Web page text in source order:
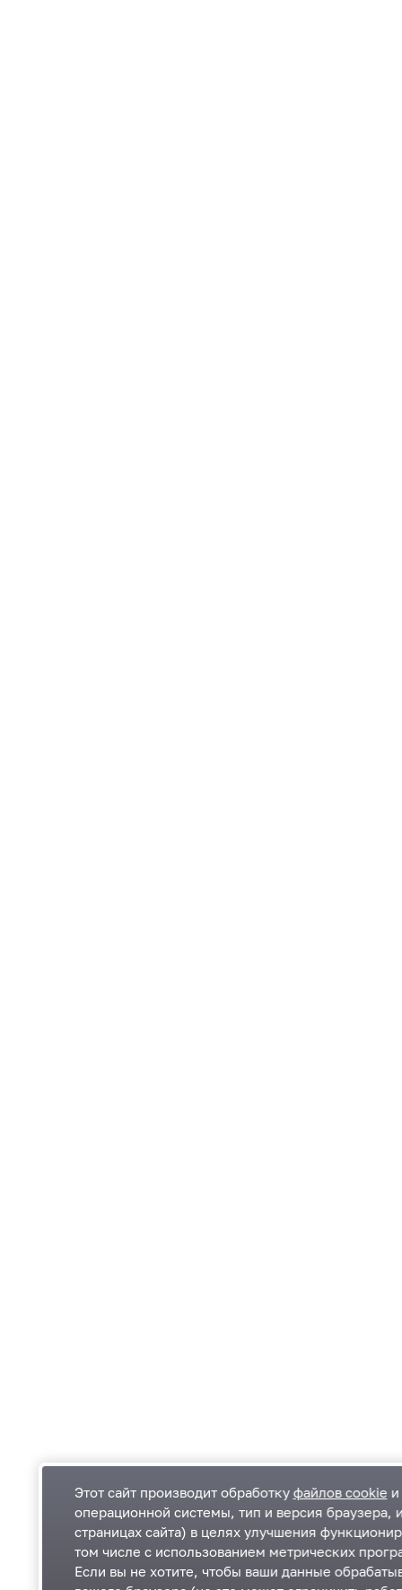
Одинцовский городской округ Московской
области
143000, Московская область, г. Одинцово,
Этот сайт производит обработку файлов cookie
операционной системы, тип и версия браузера,
страницах сайта) в целях улучшения
том числе с использованием метрических
Если вы не хотите, чтобы ваши данные